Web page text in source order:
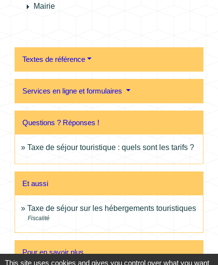
arrow_right Mairie
Textes de référence
Services en ligne et formulaires
Questions ? Réponses !
Taxe de séjour touristique : quels sont les tarifs ?
Et aussi
Taxe de séjour sur les hébergements touristiques
Fiscalité
Pour en savoir plus
This site uses cookies and gives you control over what you want